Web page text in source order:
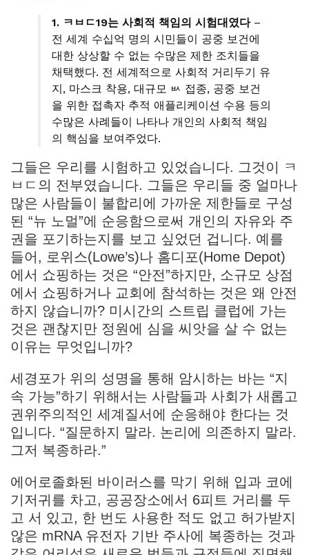
1. ㅋㅂㄷ19는 사회적 책임의 시험대였다–
전 세계 수십억 명의 시민들이 공중 보건에
대한 상상할 수 없는 수많은 제한 조치들을
채택했다. 전 세계적으로 사회적 거리두기 유
지, 마스크 착용, 대규모 ㅄ 접종, 공중 보건
을 위한 접촉자 추적 애플리케이션 수용 등의
수많은 사례들이 나타나 개인의 사회적 책임
의 핵심을 보여주었다.
그들은 우리를 시험하고 있었습니다. 그것이 ㅋ
ㅂㄷ의 전부였습니다. 그들은 우리들 중 얼마나
많은 사람들이 불합리에 가까운 제한들로 구성
된 “뉴 노멀”에 순응함으로써 개인의 자유와 주
권을 포기하는지를 보고 싶었던 겁니다. 예를
들어, 로위스(Lowe’s)나 홈디포(Home Depot)
에서 쇼핑하는 것은 “안전”하지만, 소규모 상점
에서 쇼핑하거나 교회에 참석하는 것은 왜 안전
하지 않습니까? 미시간의 스트립 클럽에 가는
것은 괜찮지만 정원에 심을 씨앗을 살 수 없는
이유는 무엇입니까?
세경포가 위의 성명을 통해 암시하는 바는 “지
속 가능”하기 위해서는 사람들과 사회가 새롭고
권위주의적인 세계질서에 순응해야 한다는 것
입니다. “질문하지 말라. 논리에 의존하지 말라.
그저 복종하라.”
에어로졸화된 바이러스를 막기 위해 입과 코에
기저귀를 차고, 공공장소에서 6피트 거리를 두
고 서 있고, 한 번도 사용한 적도 없고 허가받지
않은 mRNA 유전자 기반 주사에 복종하는 것과